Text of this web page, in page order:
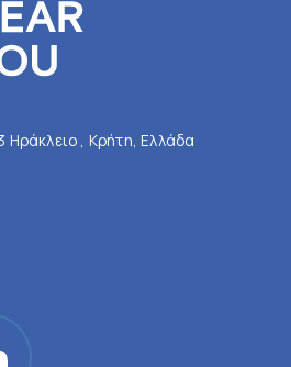
, Κρήτη, Ελλάδα